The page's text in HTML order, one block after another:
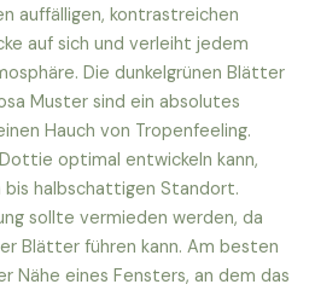
auffälligen, kontrastreichen
auf sich und verleiht jedem
Die dunkelgrünen Blätter
Muster sind ein absolutes
Hauch von Tropenfeeling.
optimal entwickeln kann,
halbschattigen Standort.
sollte vermieden werden, da
Blätter führen kann. Am besten
Nähe eines Fensters, an dem das